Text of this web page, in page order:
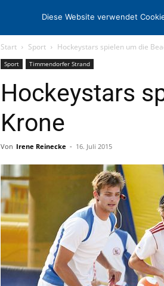
STARTSEITE ARCHIV
Start Sport Hockeystars spielen um die
Sport Timmendorfer Strand
Hockeystars
Krone
Von Irene Reinecke - 16. Juli 2015
Diese Website verwendet